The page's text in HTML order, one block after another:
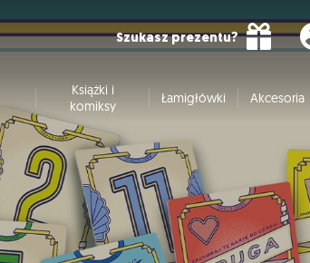
Szukasz prezentu?
Książki i
komiksy
Łamigłówki Akcesoria